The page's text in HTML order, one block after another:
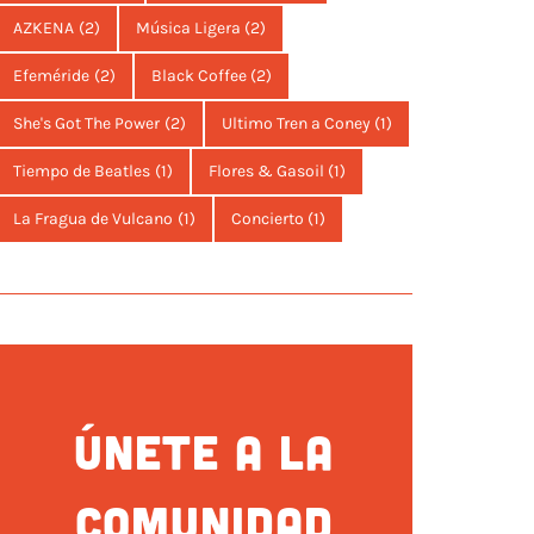
AZKENA (2) Música Ligera (2)
Efeméride (2) Black Coffee (2)
She's Got The Power (2) Ultimo Tren a Coney (1)
Tiempo de Beatles (1) Flores & Gasoil (1)
La Fragua de Vulcano (1) Concierto (1)
ÚNETE A LA